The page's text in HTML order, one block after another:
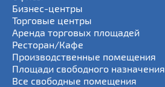
Бизнес-центры
Торговые центры
Аренда торговых площадей
Ресторан/Кафе
Производственные помещения
Площади свободного назначения
Все свободные помещения